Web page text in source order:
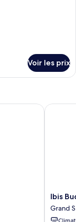
Voir les prix
Ibis
Budget
Aix-
Ibis
Grand
Ibis